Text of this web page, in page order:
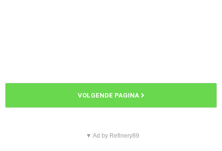
VOLGENDE PAGINA
▼ Ad by Refinery89